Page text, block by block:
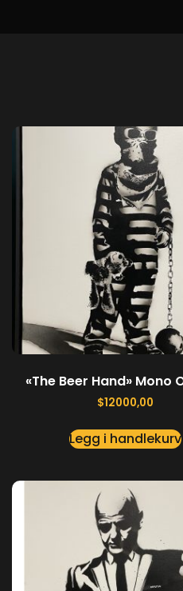
«The Beer Hand» Mono
$12000,00
Legg i handlekurv